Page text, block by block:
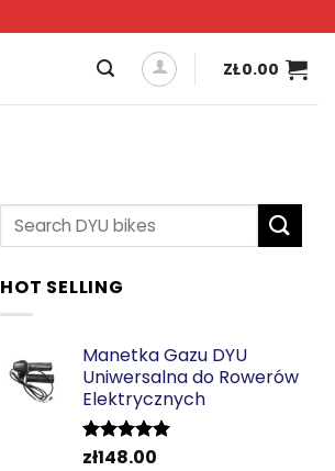
ZŁ0.00
HOT SELLING
Manetka Gazu DYU
Uniwersalna do Rowerów
Elektrycznych
Oceniono
zł148.00